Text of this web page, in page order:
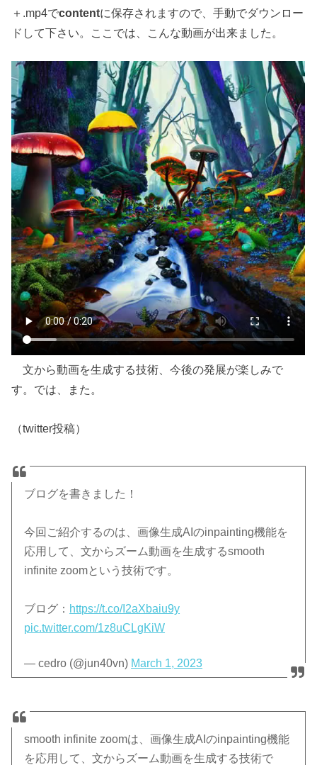
＋.mp4でcontentに保存されますので、手動でダウンロー
ドして下さい。ここでは、こんな動画が出来ました。
文から動画を生成する技術、今後の発展が楽しみで
す。では、また。
（twitter投稿）
ブログを書きました！
今回ご紹介するのは、画像生成AIのinpainting機能を
応用して、文からズーム動画を生成するsmooth
infinite zoomという技術です。
ブログ： https://t.co/I2aXbaiu9y
pic.twitter.com/1z8uCLgKiW
— cedro (@jun40vn) March 1, 2023
smooth infinite zoomは、画像生成AIのinpainting機能
を応用して、文からズーム動画を生成する技術で